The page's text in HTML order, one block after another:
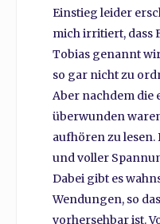
Einstieg leider
mich irritiert, dass
Tobias genannt
so gar nicht zu
Aber nachdem die
überwunden
aufhören zu
und voller
Dabei gibt es
Wendungen, so
vorhersehbar ist.